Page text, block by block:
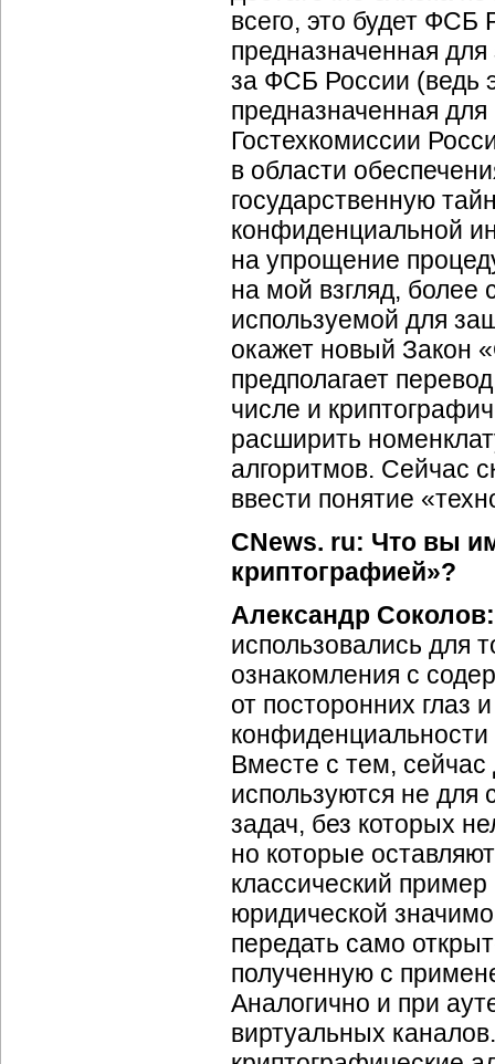
всего, это будет ФСБ
предназначенная
за ФСБ России (ведь
предназначенная
Гостехкомиссии
в области
государственную
конфиденциальной
на упрощение
на мой взгляд, более
используемой для
окажет новый Закон
предполагает
числе и
расширить
алгоритмов. Сейчас
ввести понятие
CNews. ru: Что вы
криптографией»?
Александр Соколов:
использовались для
ознакомления с
от посторонних глаз
Вместе с тем, сейчас
используются не для
задач, без которых
но которые
классический
юридической
передать само
полученную с
Аналогично и при
виртуальных